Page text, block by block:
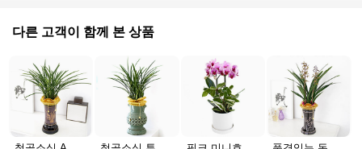
다른 고객이 함께 본 상품